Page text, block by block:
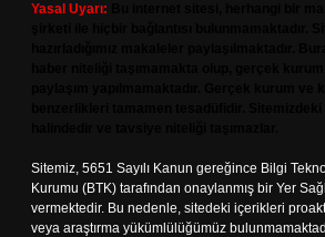
Yasal Uyarı:
Sitemiz, 5651 Sayılı Kanun gereğince Bilgi
Kurumu (BTK) tarafından onaylanmış bir Yer
vermektedir. Bu nedenle, sitedeki içerikleri
veya araştırma yükümlülüğümüz